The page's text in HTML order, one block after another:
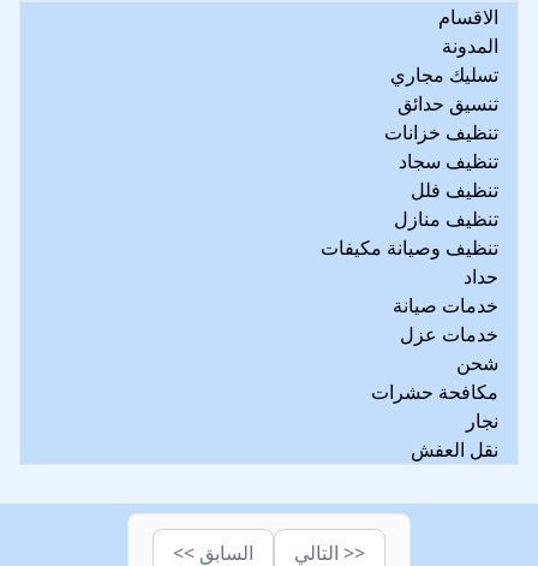
الاقسام
المدونة
تسليك مجاري
تنسيق حدائق
تنظيف خزانات
تنظيف سجاد
تنظيف فلل
تنظيف منازل
تنظيف وصيانة مكيفات
حداد
خدمات صيانة
خدمات عزل
شحن
مكافحة حشرات
نجار
نقل العفش
<< التالي السابق >>